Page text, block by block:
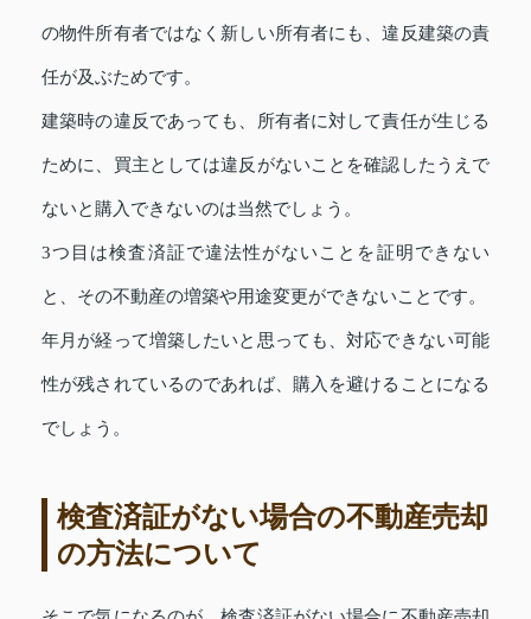
の物件所有者ではなく新しい所有者にも、違反建築の責
任が及ぶためです。
建築時の違反であっても、所有者に対して責任が生じる
ために、買主としては違反がないことを確認したうえで
ないと購入できないのは当然でしょう。
3つ目は検査済証で違法性がないことを証明できない
と、その不動産の増築や用途変更ができないことです。
年月が経って増築したいと思っても、対応できない可能
性が残されているのであれば、購入を避けることになる
でしょう。
検査済証がない場合の不動産売却
の方法について